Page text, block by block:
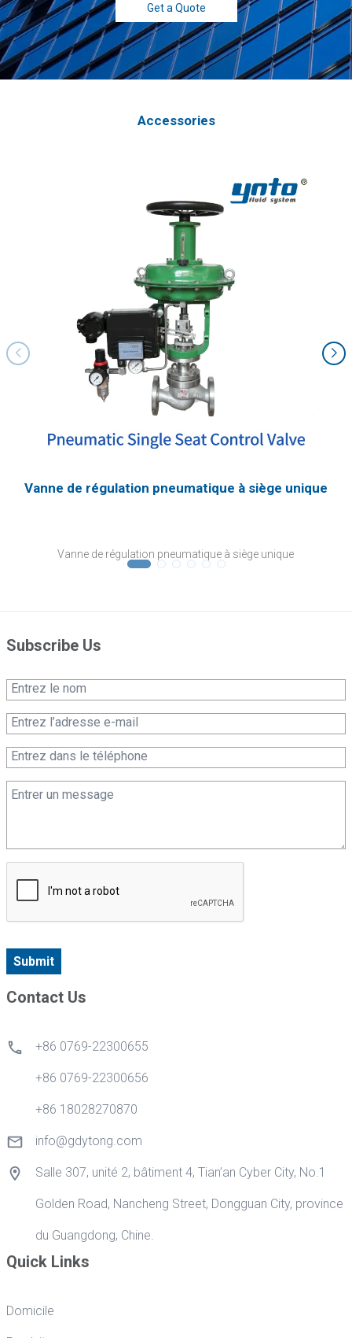
Get a Quote
Accessories
Vanne de régulation pneumatique à siège unique
Vanne de régulation pneumatique à siège unique
Quick Links
Domicile
Contact Us
+86 0769-22300655
+86 0769-22300656
+86 18028270870
info@gdytong.com
Salle 307, unité 2, bâtiment 4, Tian’an Cyber City, No.1
Golden Road, Nancheng Street, Dongguan City, province
du Guangdong, Chine.
Subscribe Us
Submit